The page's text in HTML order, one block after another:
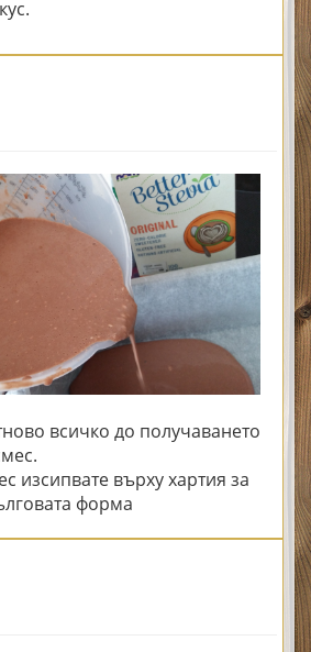
всичко до получаването
изсипвате върху хартия за
форма